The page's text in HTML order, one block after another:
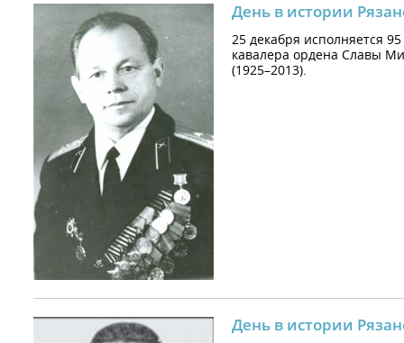
День в истории
25 декабря исполняется
кавалера ордена Славы
(1925–2013).
День в истории